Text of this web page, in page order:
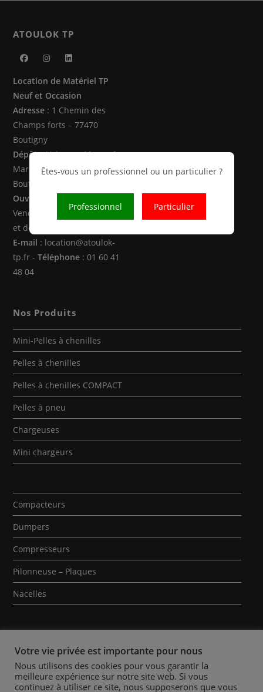
ATOULOK TP
dans
un
nouvel
onglet
dans
un
nouvel
onglet
dans
un
nouvel
onglet
Location de Matériel TP
Neuf et Occasion
Adresse : 1 Chemin des
Champs forts – 77470
Boutigny
Dépôts: Vaire sur Marne &
Marne la Vallée (77470 -
Boutigny)
Ouverture
Vendredi de 8h00 à 12h30
et de 14h00 à 18h00
E-mail : location@atoulok-
tp.fr -Téléphone : 01 60 41
48 04
Nos Produits
Mini-Pelles à chenilles
Pelles à chenilles
Pelles à chenilles COMPACT
Pelles à pneu
Chargeuses
Mini chargeurs
Compacteurs
Dumpers
Compresseurs
Pilonneuse – Plaques
Nacelles
Qui sommes-nous ? Contact Mentions Légales
Votre vie privée est importante pour nous
Nous utilisons des cookies pour vous garantir la
meilleure expérience sur notre site web. Si vous
continuez à utiliser ce site, nous supposerons que vous
Êtes-vous un professionnel ou un particulier ?
Professionnel Particulier